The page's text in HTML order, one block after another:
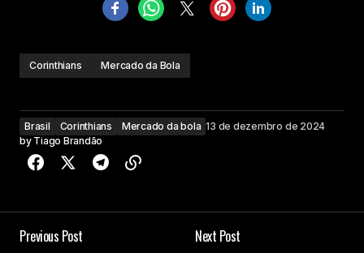
Corinthians Mercado da Bola
Brasil Corinthians Mercado da bola 13 de dezembro de 2024
by Tiago Brandão
Previous Post
Next Post